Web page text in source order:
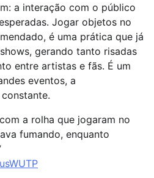
a interação com o público
Jogar objetos no
é uma prática que já
gerando tanto risadas
entre artistas e fãs. É um
eventos, a
a rolha que jogaram no
fumando, enquanto